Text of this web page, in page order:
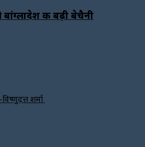
की बढ़ी बेचैनी
शर्मा